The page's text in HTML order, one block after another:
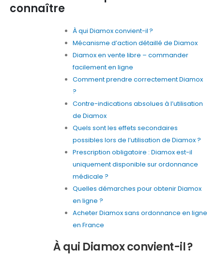
connaître
À qui Diamox convient-il ?
Mécanisme d’action détaillé de Diamox
Diamox en vente libre – commander
facilement en ligne
Comment prendre correctement Diamox
?
Contre-indications absolues à l’utilisation
de Diamox
Quels sont les effets secondaires
possibles lors de l’utilisation de Diamox ?
Prescription obligatoire : Diamox est-il
uniquement disponible sur ordonnance
médicale ?
Quelles démarches pour obtenir Diamox
en ligne ?
Acheter Diamox sans ordonnance en ligne
en France
À qui Diamox convient-il ?